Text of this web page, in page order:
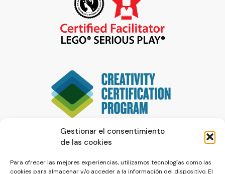
Gestionar el consentimiento
de las cookies
Para ofrecer las mejores experiencias, utilizamos tecnologías como las
cookies para almacenar y/o acceder a la información del dispositivo. El